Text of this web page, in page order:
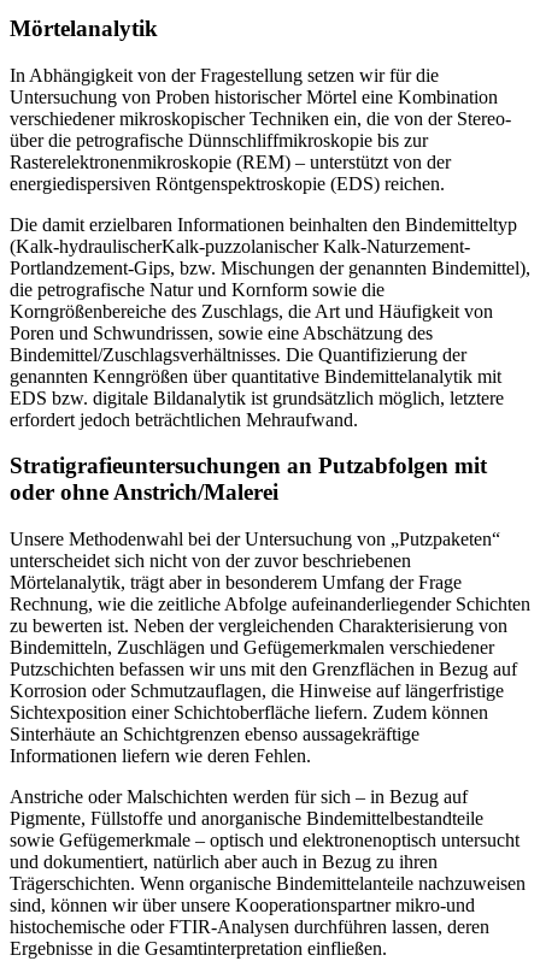
Mörtelanalytik
In Abhängigkeit von der Fragestellung setzen wir für die
Untersuchung von Proben historischer Mörtel eine Kombination
verschiedener mikroskopischer Techniken ein, die von der Stereo-
über die petrografische Dünnschliffmikroskopie bis zur
Rasterelektronenmikroskopie (REM) – unterstützt von der
energiedispersiven Röntgenspektroskopie (EDS) reichen.
Die damit erzielbaren Informationen beinhalten den Bindemitteltyp
(Kalk-hydraulischerKalk-puzzolanischer Kalk-Naturzement-
Portlandzement-Gips, bzw. Mischungen der genannten Bindemittel),
die petrografische Natur und Kornform sowie die
Korngrößenbereiche des Zuschlags, die Art und Häufigkeit von
Poren und Schwundrissen, sowie eine Abschätzung des
Bindemittel/Zuschlagsverhältnisses. Die Quantifizierung der
genannten Kenngrößen über quantitative Bindemittelanalytik mit
EDS bzw. digitale Bildanalytik ist grundsätzlich möglich, letztere
erfordert jedoch beträchtlichen Mehraufwand.
Stratigrafieuntersuchungen an Putzabfolgen mit
oder ohne Anstrich/Malerei
Unsere Methodenwahl bei der Untersuchung von „Putzpaketen“
unterscheidet sich nicht von der zuvor beschriebenen
Mörtelanalytik, trägt aber in besonderem Umfang der Frage
Rechnung, wie die zeitliche Abfolge aufeinanderliegender Schichten
zu bewerten ist. Neben der vergleichenden Charakterisierung von
Bindemitteln, Zuschlägen und Gefügemerkmalen verschiedener
Putzschichten befassen wir uns mit den Grenzflächen in Bezug auf
Korrosion oder Schmutzauflagen, die Hinweise auf längerfristige
Sichtexposition einer Schichtoberfläche liefern. Zudem können
Sinterhäute an Schichtgrenzen ebenso aussagekräftige
Informationen liefern wie deren Fehlen.
Anstriche oder Malschichten werden für sich – in Bezug auf
Pigmente, Füllstoffe und anorganische Bindemittelbestandteile
sowie Gefügemerkmale – optisch und elektronenoptisch untersucht
und dokumentiert, natürlich aber auch in Bezug zu ihren
Trägerschichten. Wenn organische Bindemittelanteile nachzuweisen
sind, können wir über unsere Kooperationspartner mikro-und
histochemische oder FTIR-Analysen durchführen lassen, deren
Ergebnisse in die Gesamtinterpretation einfließen.